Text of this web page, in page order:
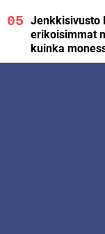
Jenkkisivusto
erikoisimmat
kuinka